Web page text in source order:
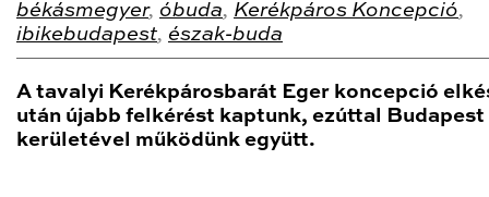
békásmegyer, óbuda, Kerékpáros Koncepció,
ibikebudapest, észak-buda
A tavalyi Kerékpárosbarát Eger koncepció
után újabb felkérést kaptunk, ezúttal
kerületével működünk együtt.